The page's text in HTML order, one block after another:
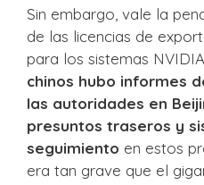
Sin embargo, vale la
de las licencias de
para los sistemas
chinos hubo informes
las autoridades en
presuntos traseros y
seguimiento en estos
era tan grave que el